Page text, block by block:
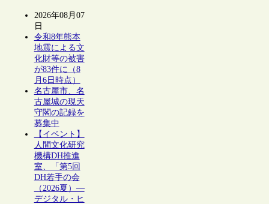
2026年08月07
日
令和8年熊本
地震による文
化財等の被害
が83件に（8
月6日時点）
名古屋市、名
古屋城の現天
守閣の記録を
募集中
【イベント】
人間文化研究
機構DH推進
室、「第5回
DH若手の会
（2026夏）―
デジタル・ヒ